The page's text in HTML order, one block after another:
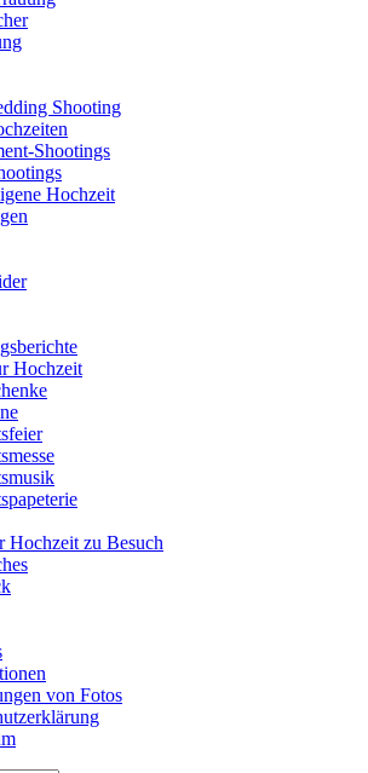
Shooting
Shootings
Hochzeit
Hochzeit
Hochzeit zu Besuch
von Fotos